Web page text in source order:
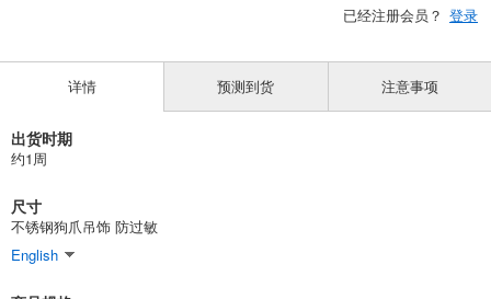
已经注册会员？ 登录
详情
出货时期
约1周
尺寸
不锈钢狗爪吊饰 防过敏
English
预测到货 注意事项